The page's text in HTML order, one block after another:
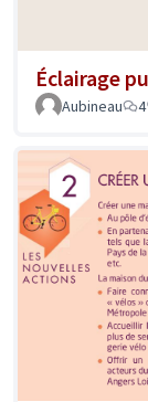
Éclairage
Aubineau
4